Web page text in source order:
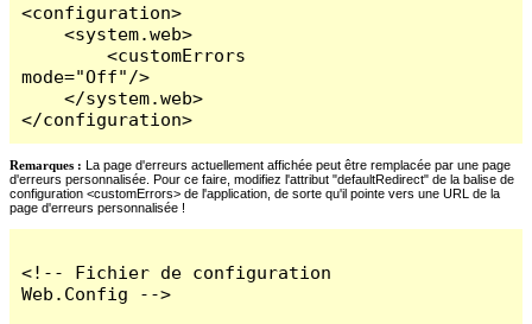
<configuration>
    <system.web>
        <customErrors
mode="Off"/>
    </system.web>
</configuration>
Remarques : La page d'erreurs actuellement affichée peut être remplacée par une page
d'erreurs personnalisée. Pour ce faire, modifiez l'attribut "defaultRedirect" de la balise de
configuration <customErrors> de l'application, de sorte qu'il pointe vers une URL de la
page d'erreurs personnalisée !
<!-- Fichier de configuration
Web.Config -->